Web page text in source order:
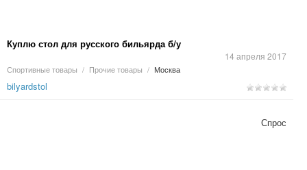
Куплю стол для русского бильярда б/у
14 апреля 2017
Спортивные товары / Прочие товары / Москва
bilyardstol
Спрос